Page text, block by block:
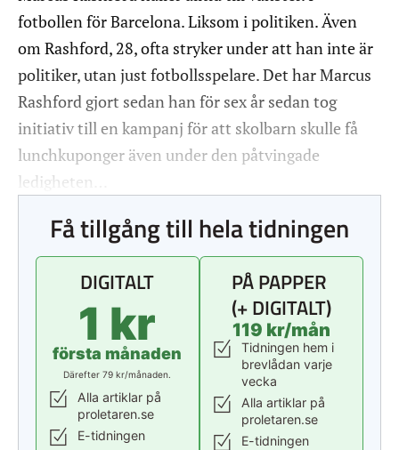
fotbollen för Barcelona. Liksom i politiken. Även
om Rashford, 28, ofta stryker under att han inte är
politiker, utan just fotbollsspelare. Det har Marcus
Rashford gjort sedan han för sex år sedan tog
initiativ till en kampanj för att skolbarn skulle få
lunchkuponger även under den påtvingade
ledigheten…
Få tillgång till hela tidningen
DIGITALT
1 kr
första månaden
Därefter 79 kr/månaden.
Alla artiklar på
proletaren.se
E-tidningen
PÅ PAPPER
(+ DIGITALT)
119 kr/mån
Tidningen hem i
brevlådan varje
vecka
Alla artiklar på
proletaren.se
E-tidningen